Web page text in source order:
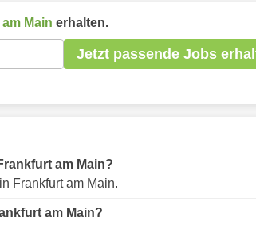
Main erhalten.
Jetzt passende Jobs
am Main?
Frankfurt am Main.
am Main?